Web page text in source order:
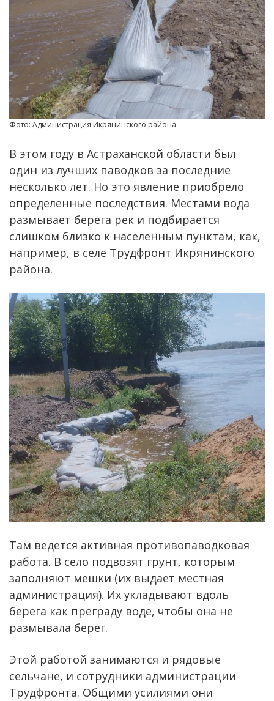
Фото: Администрация Икрянинского района
В этом году в Астраханской области был
один из лучших паводков за последние
несколько лет. Но это явление приобрело
определенные последствия. Местами вода
размывает берега рек и подбирается
слишком близко к населенным пунктам, как,
например, в селе Трудфронт Икрянинского
района.
Там ведется активная противопаводковая
работа. В село подвозят грунт, которым
заполняют мешки (их выдает местная
администрация). Их укладывают вдоль
берега как преграду воде, чтобы она не
размывала берег.
Этой работой занимаются и рядовые
сельчане, и сотрудники администрации
Трудфронта. Общими усилиями они